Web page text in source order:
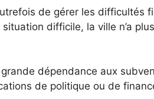
de gérer les difficultés
difficile, la ville n’a
dépendance aux
de politique ou de